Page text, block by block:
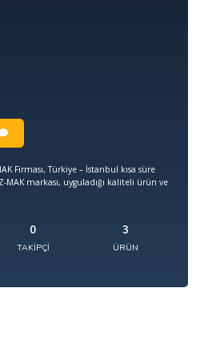
Firması, Türkiye – İstanbul kısa süre
markası, uyguladığı kaliteli ürün ve
0
TAKIPÇI
3
ÜRÜN